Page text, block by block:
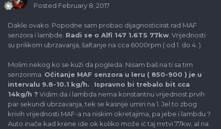
Posted February 8, 2017
Dakle ovako. Popodne sam probao dijagnosticirat rad MAF
senzora i lambde. Radi se o Alfi 147 1.6TS 77kw. Vrijednosti
su prilikom ubrzavanja, šaltanje na cca 6000rpm ( od 1. do 4. ).
Molim nekog ko se kuži da pogleda. Nisam baš na ti sa tim
senzorima. Očitanje MAF senzora u leru ( 850-900 ) je u
intervalu 9.8-10.1 kg/h. . Ispravno bi trebalo bit cca
14kg/h ? Vidim da i lambda nema konstantnu vrijednost prvih
par sekundi ubrzavanja, tek se kasnije umiri na 1. Jel to zbog
krivih vrijednosti MAF-a na niskim okretajima, pa jebe i lambdu ?
Auto inače kad krene ide ok koliko može ić taj mrtvi 77kw, al na